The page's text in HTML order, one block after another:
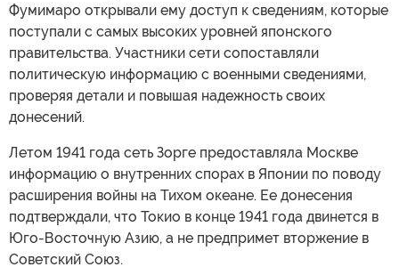
Фумимаро открывали ему доступ к сведениям, которые
поступали с самых высоких уровней японского
правительства. Участники сети сопоставляли
политическую информацию с военными сведениями,
проверяя детали и повышая надежность своих
донесений.
Летом 1941 года сеть Зорге предоставляла Москве
информацию о внутренних спорах в Японии по поводу
расширения войны на Тихом океане. Ее донесения
подтверждали, что Токио в конце 1941 года двинется в
Юго-Восточную Азию, а не предпримет вторжение в
Советский Союз.